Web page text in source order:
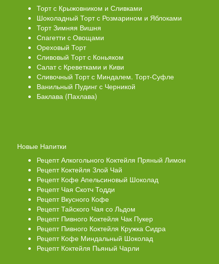
Торт с Крыжовником и Сливками
Шоколадный Торт с Розмарином и Яблоками
Торт Зимняя Вишня
Спагетти с Овощами
Ореховый Торт
Сливовый Торт с Коньяком
Салат с Креветками и Киви
Сливочный Торт с Миндалем. Торт-Суфле
Ванильный Пудинг с Черникой
Баклава (Пахлава)
Новые Напитки
Рецепт Алкогольного Коктейля Пряный Лимон
Рецепт Коктейля Злой Чай
Рецепт Кофе Апельсиновый Шоколад
Рецепт Чая Скотч Тодди
Рецепт Вкусного Кофе
Рецепт Тайского Чая со Льдом
Рецепт Пивного Коктейля Чак Пукер
Рецепт Пивного Коктейля Кружка Сидра
Рецепт Кофе Миндальный Шоколад
Рецепт Коктейля Пьяный Чарли